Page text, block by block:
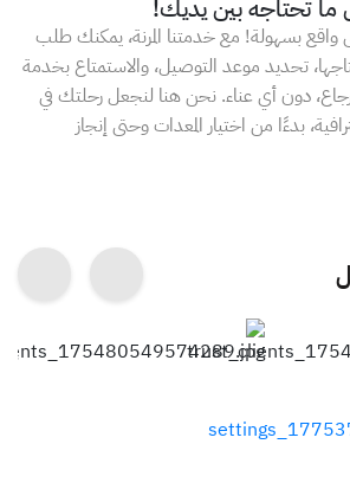
تحتاجه بين يديك!
واقع بسهولة! مع خدمتنا المرنة، يمكنك طلب
تحديد موعد التوصيل، والاستمتاع بخدمة
دون أي عناء. نحن هنا لنجعل رحلتك في
بدءًا من اختيار المعدات وحتى إنجاز